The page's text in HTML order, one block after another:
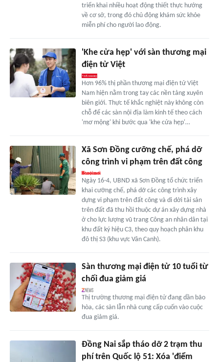
triển khai nhiều hoạt động thiết thực hướng
về cơ sở, trong đó chủ động khám sức khỏe
miễn phí cho người lao động.
'Khe cửa hẹp' với sàn thương mại
điện tử Việt
Hơn 96% thị phần thương mại điện tử Việt
Nam hiện nằm trong tay các nền tảng xuyên
biên giới. Thực tế khắc nghiệt này không còn
chỗ để các sàn nội địa làm kinh tế theo cách
'mơ mộng' khi bước qua 'khe cửa hẹp'…
Xã Sơn Đồng cưỡng chế, phá dỡ
công trình vi phạm trên đất công
Ngày 16-4, UBND xã Sơn Đồng tổ chức triển
khai cưỡng chế, phá dỡ các công trình xây
dựng vi phạm trên đất công và di dời tài sản
trên đất đã thu hồi thuộc dự án xây dựng nhà
ở cho lực lượng vũ trang Công an nhân dân tại
khu đất ký hiệu C3, theo quy hoạch phân khu
đô thị S3 (khu vực Vân Canh).
Sàn thương mại điện tử 10 tuổi từ
chối đua giảm giá
Thị trường thương mại điện tử đang dần bão
hòa, các sàn lẫn nhà cung cấp cuốn vào cuộc
đua giảm giá.
Đồng Nai sắp tháo dỡ 2 trạm thu
phí trên Quốc lộ 51: Xóa 'điểm